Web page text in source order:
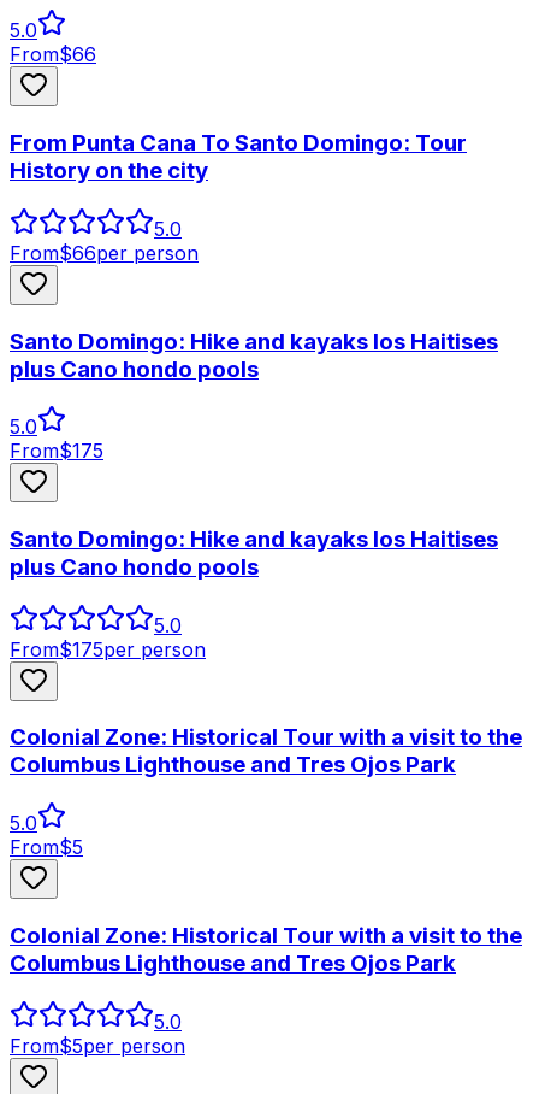
5.0
From$66
From Punta Cana To Santo Domingo: Tour
History on the city
5.0
From$66per person
Santo Domingo: Hike and kayaks los Haitises
plus Cano hondo pools
5.0
From$175
Santo Domingo: Hike and kayaks los Haitises
plus Cano hondo pools
5.0
From$175per person
Colonial Zone: Historical Tour with a visit to the
Columbus Lighthouse and Tres Ojos Park
5.0
From$5
Colonial Zone: Historical Tour with a visit to the
Columbus Lighthouse and Tres Ojos Park
5.0
From$5per person